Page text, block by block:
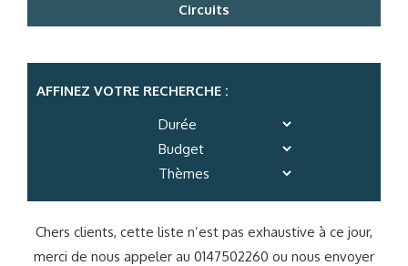
Circuits
AFFINEZ VOTRE RECHERCHE :
Chers clients, cette liste n’est pas exhaustive à ce jour,
merci de nous appeler au 0147502260 ou nous envoyer